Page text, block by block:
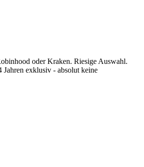
oder Kraken. Riesige Auswahl.
Jahren exklusiv - absolut keine